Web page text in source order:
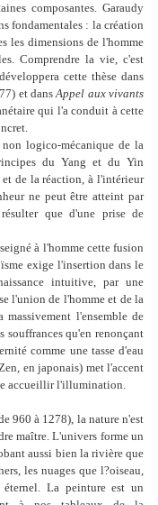
composantes. Garaudy
fondamentales : la création
les dimensions de l'homme
Comprendre la vie, c'est
cette thèse dans
et dansAppel aux vivants
qui l'a conduit à cette
logico-mécanique de la
du Yang et du Yin
de la réaction, à l'intérieur
ne peut être atteint par
que d'une prise de
à l'homme cette fusion
exige l'insertion dans le
intuitive, par une
l'union de l'homme et de la
l'ensemble de
souffrances qu'en renonçant
comme une tasse d'eau
en japonais) met l'accent
accueillir l'illumination.
960 à 1278), la nature n'est
maître. L'univers forme un
aussi bien la rivière que
les nuages que l?oiseau,
La peinture est un